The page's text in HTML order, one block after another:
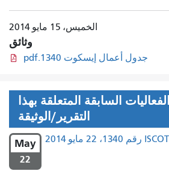
الخميس، 15 مايو 2014
وثائق
جدول أعمال إيسكوت 1340.pdf
السابقة المتعلقة بهذا
التقرير/الوثيقة
May
22